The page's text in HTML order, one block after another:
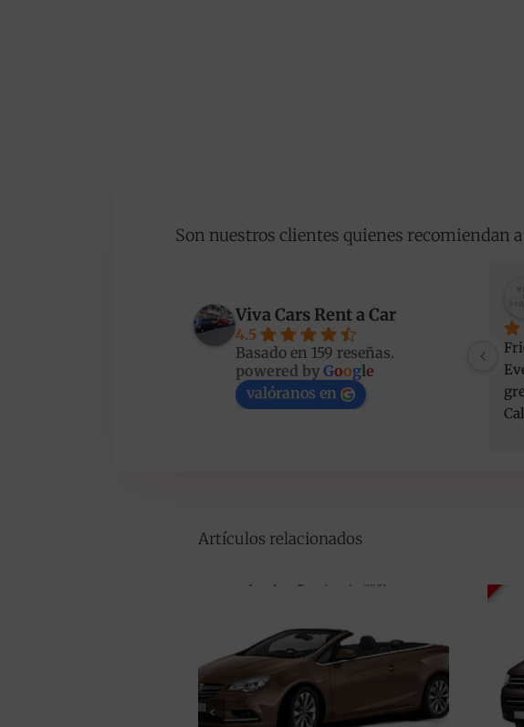
Son nuestros clientes quienes recomiendan
Viva Cars Rent a Car
4.5
Basado en 159 reseñas.
powered by Google
valóranos en
Artículos relacionados